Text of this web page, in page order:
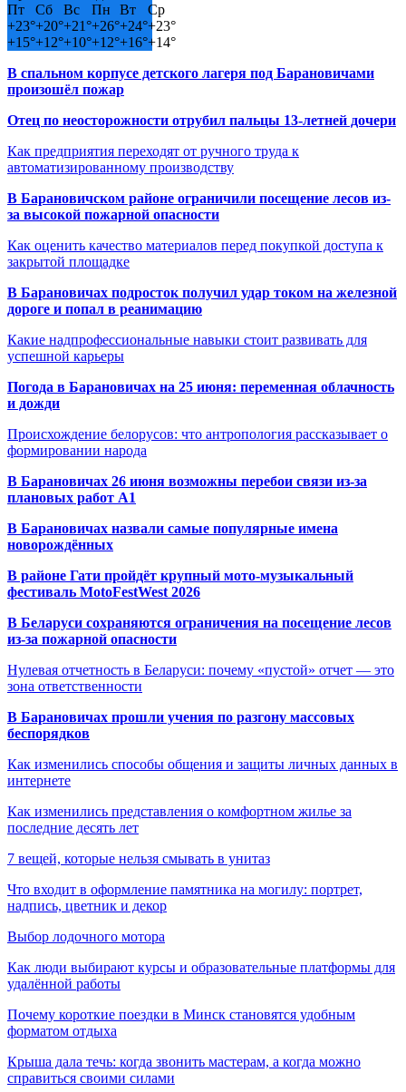
Пт
Сб Вс Пн Вт
Ср
+23°+20°+21°+26°+24°+23°
+15°+12°+10°+12°+16°+14°
В спальном корпусе детского лагеря под Барановичами
произошёл пожар
Отец по неосторожности отрубил пальцы 13-летней дочери
Как предприятия переходят от ручного труда к
автоматизированному производству
В Барановичском районе ограничили посещение лесов из-
за высокой пожарной опасности
Как оценить качество материалов перед покупкой доступа к
закрытой площадке
В Барановичах подросток получил удар током на железной
дороге и попал в реанимацию
Какие надпрофессиональные навыки стоит развивать для
успешной карьеры
Погода в Барановичах на 25 июня: переменная облачность
и дожди
Происхождение белорусов: что антропология рассказывает о
формировании народа
В Барановичах 26 июня возможны перебои связи из-за
плановых работ A1
В Барановичах назвали самые популярные имена
новорождённых
В районе Гати пройдёт крупный мото-музыкальный
фестиваль MotoFestWest 2026
В Беларуси сохраняются ограничения на посещение лесов
из-за пожарной опасности
Нулевая отчетность в Беларуси: почему «пустой» отчет — это
зона ответственности
В Барановичах прошли учения по разгону массовых
беспорядков
Как изменились способы общения и защиты личных данных в
интернете
Как изменились представления о комфортном жилье за
последние десять лет
7 вещей, которые нельзя смывать в унитаз
Что входит в оформление памятника на могилу: портрет,
надпись, цветник и декор
Выбор лодочного мотора
Как люди выбирают курсы и образовательные платформы для
удалённой работы
Почему короткие поездки в Минск становятся удобным
форматом отдыха
Крыша дала течь: когда звонить мастерам, а когда можно
справиться своими силами